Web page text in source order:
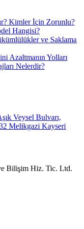
Kimler İçin Zorunlu?
Hangisi?
ve Saklama
Azaltmanın Yolları
Nelerdir?
Veysel Bulvarı,
Melikgazi Kayseri
Bilişim Hiz. Tic. Ltd.